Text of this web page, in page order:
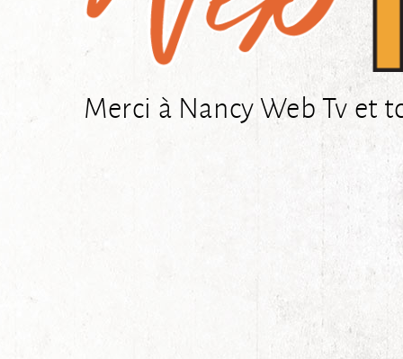
Merci à Nancy Web Tv et